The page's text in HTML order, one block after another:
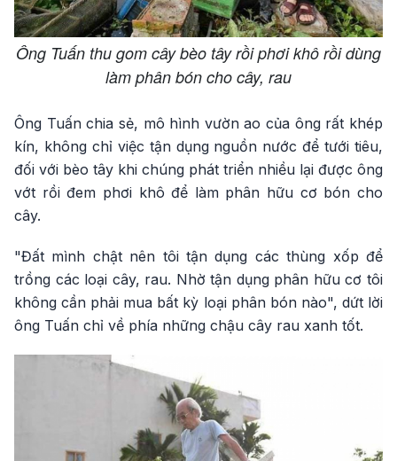
Ông Tuấn thu gom cây bèo tây rồi phơi khô rồi dùng
làm phân bón cho cây, rau
Ông Tuấn chia sẻ, mô hình vườn ao của ông rất khép
kín, không chỉ việc tận dụng nguồn nước để tưới tiêu,
đối với bèo tây khi chúng phát triển nhiều lại được ông
vớt rồi đem phơi khô để làm phân hữu cơ bón cho
cây.
"Đất mình chật nên tôi tận dụng các thùng xốp để
trồng các loại cây, rau. Nhờ tận dụng phân hữu cơ tôi
không cần phải mua bất kỳ loại phân bón nào", dứt lời
ông Tuấn chỉ về phía những chậu cây rau xanh tốt.